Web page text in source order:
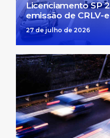
Licenciamento SP
emissão de CRLV-e
27 de julho de 2026